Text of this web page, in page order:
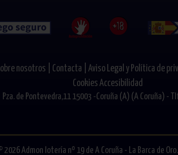
nosotros | Contacta | Aviso Legal y Política de
Cookies Accesibilidad
Pza. de Pontevedra,11 15003 -Coruña (A) (A Coruña) -
Admon lotería nº 19 de A Coruña - La Barca de